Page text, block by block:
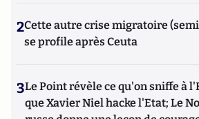
2Cette autre crise migratoire
se profile après Ceuta
3Le Point révèle ce qu'on sniffe à
que Xavier Niel hacke l'Etat; Le